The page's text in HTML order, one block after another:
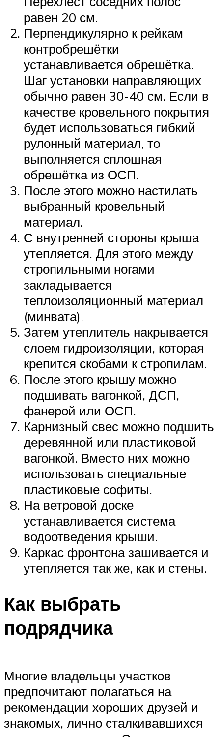
равен 20 см.
Перпендикулярно к рейкам
контробрешётки
устанавливается обрешётка.
Шаг установки направляющих
обычно равен 30-40 см. Если в
качестве кровельного покрытия
будет использоваться гибкий
рулонный материал, то
выполняется сплошная
обрешётка из ОСП.
После этого можно настилать
выбранный кровельный
материал.
С внутренней стороны крыша
утепляется. Для этого между
стропильными ногами
закладывается
теплоизоляционный материал
(минвата).
Затем утеплитель накрывается
слоем гидроизоляции, которая
крепится скобами к стропилам.
После этого крышу можно
подшивать вагонкой, ДСП,
фанерой или ОСП.
Карнизный свес можно подшить
деревянной или пластиковой
вагонкой. Вместо них можно
использовать специальные
пластиковые софиты.
На ветровой доске
устанавливается система
водоотведения крыши.
Каркас фронтона зашивается и
утепляется так же, как и стены.
Как выбрать
подрядчика
Многие владельцы участков
предпочитают полагаться на
рекомендации хороших друзей и
знакомых, лично сталкивавшихся